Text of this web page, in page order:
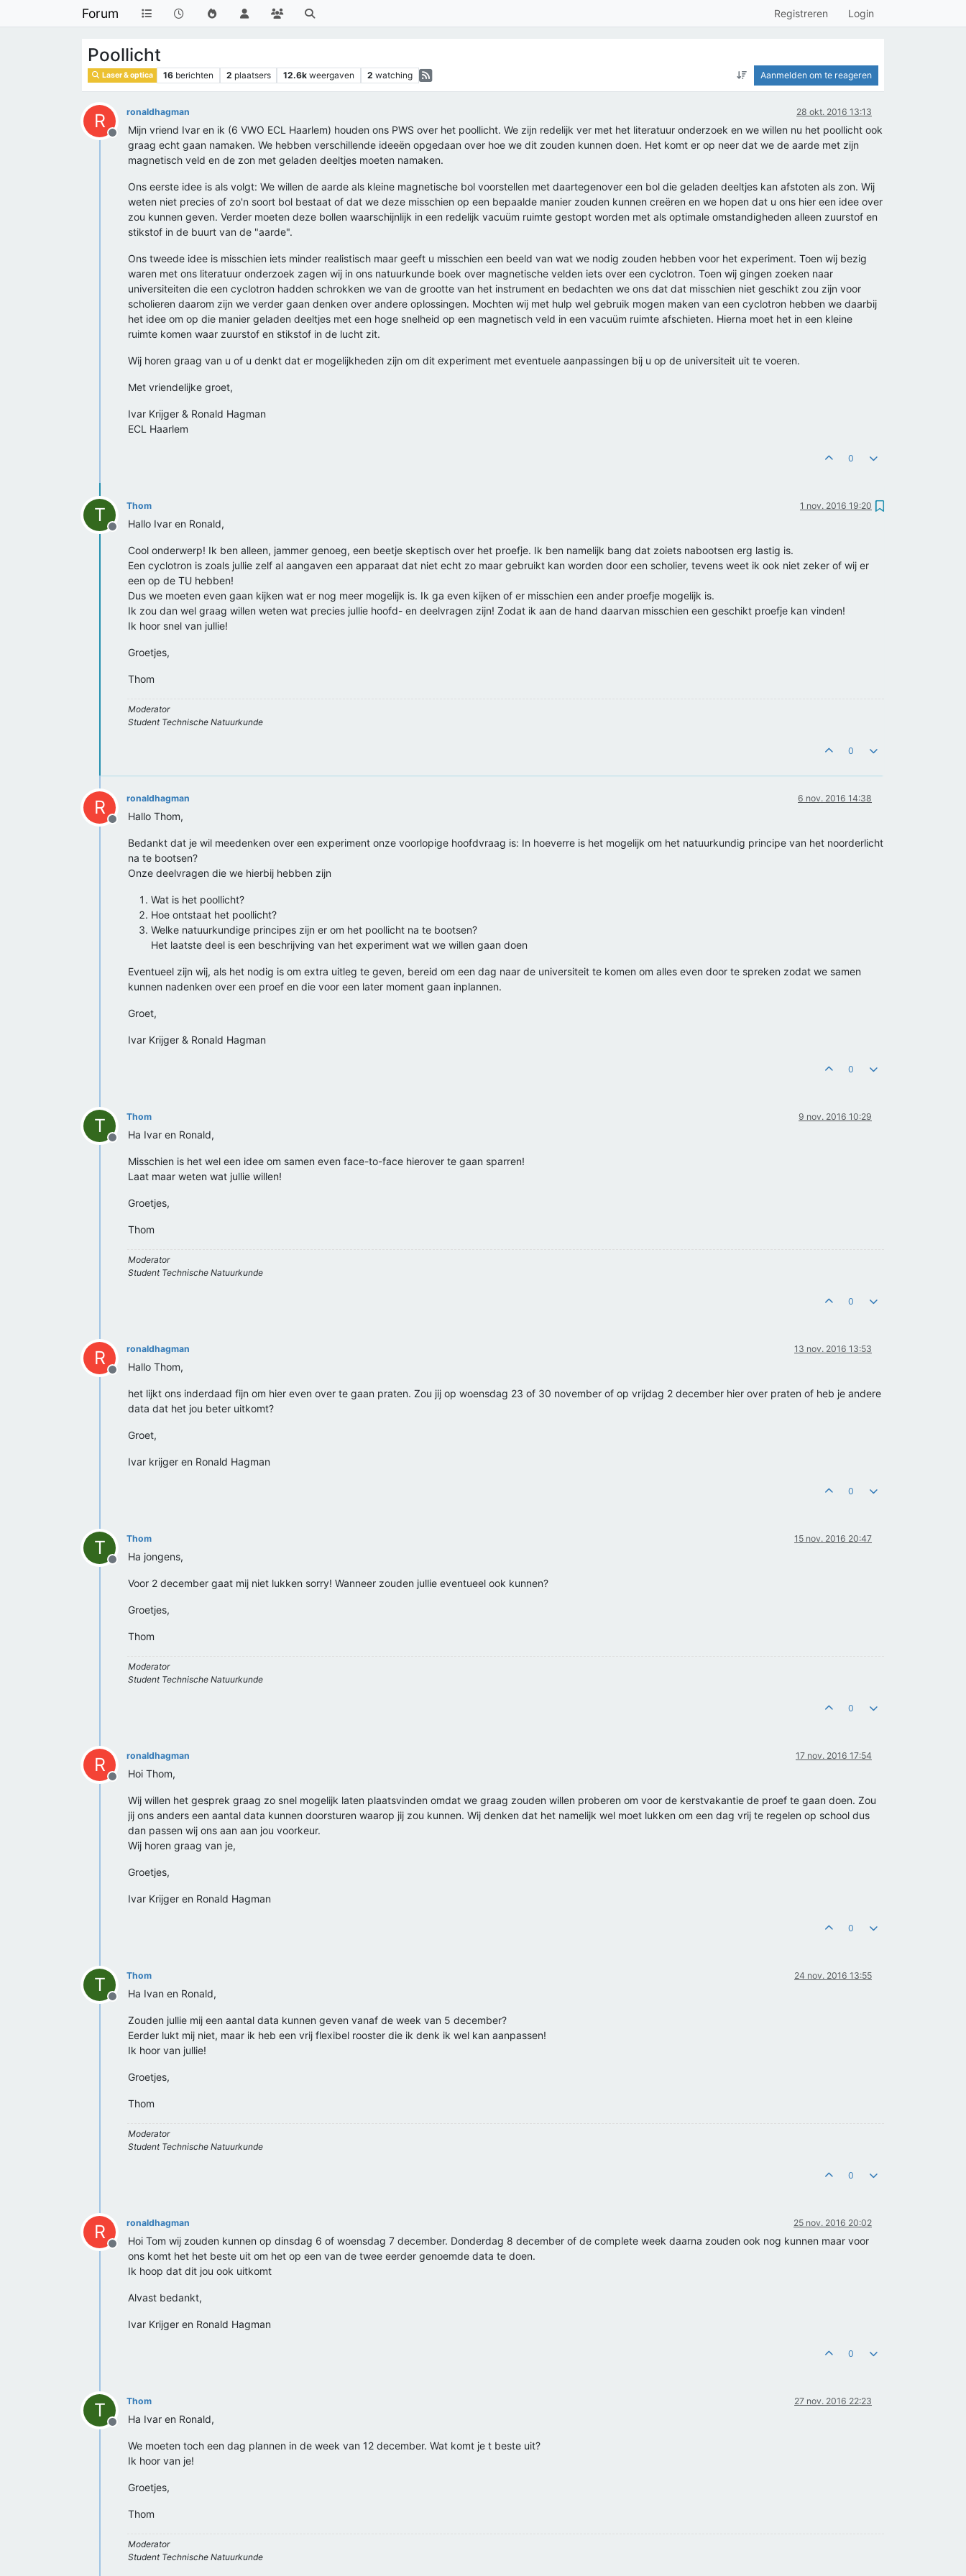
Forum Registreren Login
Poollicht
Laser & optica 16 berichten 2 plaatsers 12.6k weergaven 2 watching Aanmelden om te reageren
R
Offline
ronaldhagman 28 okt. 2016 13:13
Mijn vriend Ivar en ik (6 VWO ECL Haarlem) houden ons PWS over het poollicht. We zijn redelijk ver met het literatuur onderzoek en we willen nu het poollicht ook
graag echt gaan namaken. We hebben verschillende ideeën opgedaan over hoe we dit zouden kunnen doen. Het komt er op neer dat we de aarde met zijn
magnetisch veld en de zon met geladen deeltjes moeten namaken.
Ons eerste idee is als volgt: We willen de aarde als kleine magnetische bol voorstellen met daartegenover een bol die geladen deeltjes kan afstoten als zon. Wij
weten niet precies of zo'n soort bol bestaat of dat we deze misschien op een bepaalde manier zouden kunnen creëren en we hopen dat u ons hier een idee over
zou kunnen geven. Verder moeten deze bollen waarschijnlijk in een redelijk vacuüm ruimte gestopt worden met als optimale omstandigheden alleen zuurstof en
stikstof in de buurt van de "aarde".
Ons tweede idee is misschien iets minder realistisch maar geeft u misschien een beeld van wat we nodig zouden hebben voor het experiment. Toen wij bezig
waren met ons literatuur onderzoek zagen wij in ons natuurkunde boek over magnetische velden iets over een cyclotron. Toen wij gingen zoeken naar
universiteiten die een cyclotron hadden schrokken we van de grootte van het instrument en bedachten we ons dat dat misschien niet geschikt zou zijn voor
scholieren daarom zijn we verder gaan denken over andere oplossingen. Mochten wij met hulp wel gebruik mogen maken van een cyclotron hebben we daarbij
het idee om op die manier geladen deeltjes met een hoge snelheid op een magnetisch veld in een vacuüm ruimte afschieten. Hierna moet het in een kleine
ruimte komen waar zuurstof en stikstof in de lucht zit.
Wij horen graag van u of u denkt dat er mogelijkheden zijn om dit experiment met eventuele aanpassingen bij u op de universiteit uit te voeren.
Met vriendelijke groet,
Ivar Krijger & Ronald Hagman
ECL Haarlem
0
T
Offline
Thom 1 nov. 2016 19:20
Hallo Ivar en Ronald,
Cool onderwerp! Ik ben alleen, jammer genoeg, een beetje skeptisch over het proefje. Ik ben namelijk bang dat zoiets nabootsen erg lastig is.
Een cyclotron is zoals jullie zelf al aangaven een apparaat dat niet echt zo maar gebruikt kan worden door een scholier, tevens weet ik ook niet zeker of wij er
een op de TU hebben!
Dus we moeten even gaan kijken wat er nog meer mogelijk is. Ik ga even kijken of er misschien een ander proefje mogelijk is.
Ik zou dan wel graag willen weten wat precies jullie hoofd- en deelvragen zijn! Zodat ik aan de hand daarvan misschien een geschikt proefje kan vinden!
Ik hoor snel van jullie!
Groetjes,
Thom
Moderator
Student Technische Natuurkunde
0
R
Offline
ronaldhagman 6 nov. 2016 14:38
Hallo Thom,
Bedankt dat je wil meedenken over een experiment onze voorlopige hoofdvraag is: In hoeverre is het mogelijk om het natuurkundig principe van het noorderlicht
na te bootsen?
Onze deelvragen die we hierbij hebben zijn
Wat is het poollicht?
Hoe ontstaat het poollicht?
Welke natuurkundige principes zijn er om het poollicht na te bootsen?
Het laatste deel is een beschrijving van het experiment wat we willen gaan doen
Eventueel zijn wij, als het nodig is om extra uitleg te geven, bereid om een dag naar de universiteit te komen om alles even door te spreken zodat we samen
kunnen nadenken over een proef en die voor een later moment gaan inplannen.
Groet,
Ivar Krijger & Ronald Hagman
0
T
Offline
Thom 9 nov. 2016 10:29
Ha Ivar en Ronald,
Misschien is het wel een idee om samen even face-to-face hierover te gaan sparren!
Laat maar weten wat jullie willen!
Groetjes,
Thom
Moderator
Student Technische Natuurkunde
0
R
Offline
ronaldhagman 13 nov. 2016 13:53
Hallo Thom,
het lijkt ons inderdaad fijn om hier even over te gaan praten. Zou jij op woensdag 23 of 30 november of op vrijdag 2 december hier over praten of heb je andere
data dat het jou beter uitkomt?
Groet,
Ivar krijger en Ronald Hagman
0
T
Offline
Thom 15 nov. 2016 20:47
Ha jongens,
Voor 2 december gaat mij niet lukken sorry! Wanneer zouden jullie eventueel ook kunnen?
Groetjes,
Thom
Moderator
Student Technische Natuurkunde
0
R
Offline
ronaldhagman 17 nov. 2016 17:54
Hoi Thom,
Wij willen het gesprek graag zo snel mogelijk laten plaatsvinden omdat we graag zouden willen proberen om voor de kerstvakantie de proef te gaan doen. Zou
jij ons anders een aantal data kunnen doorsturen waarop jij zou kunnen. Wij denken dat het namelijk wel moet lukken om een dag vrij te regelen op school dus
dan passen wij ons aan aan jou voorkeur.
Wij horen graag van je,
Groetjes,
Ivar Krijger en Ronald Hagman
0
T
Offline
Thom 24 nov. 2016 13:55
Ha Ivan en Ronald,
Zouden jullie mij een aantal data kunnen geven vanaf de week van 5 december?
Eerder lukt mij niet, maar ik heb een vrij flexibel rooster die ik denk ik wel kan aanpassen!
Ik hoor van jullie!
Groetjes,
Thom
Moderator
Student Technische Natuurkunde
0
R
Offline
ronaldhagman 25 nov. 2016 20:02
Hoi Tom wij zouden kunnen op dinsdag 6 of woensdag 7 december. Donderdag 8 december of de complete week daarna zouden ook nog kunnen maar voor
ons komt het het beste uit om het op een van de twee eerder genoemde data te doen.
Ik hoop dat dit jou ook uitkomt
Alvast bedankt,
Ivar Krijger en Ronald Hagman
0
T
Offline
Thom 27 nov. 2016 22:23
Ha Ivar en Ronald,
We moeten toch een dag plannen in de week van 12 december. Wat komt je t beste uit?
Ik hoor van je!
Groetjes,
Thom
Moderator
Student Technische Natuurkunde